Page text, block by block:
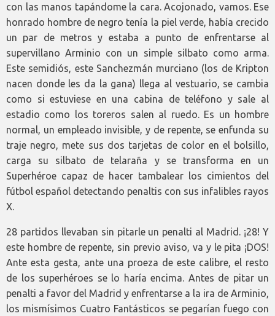
con las manos tapándome la cara. Acojonado, vamos. Ese
honrado hombre de negro tenía la piel verde, había crecido
un par de metros y estaba a punto de enfrentarse al
supervillano Arminio con un simple silbato como arma.
Este semidiós, este Sanchezmán murciano (los de Kripton
nacen donde les da la gana) llega al vestuario, se cambia
como si estuviese en una cabina de teléfono y sale al
estadio como los toreros salen al ruedo. Es un hombre
normal, un empleado invisible, y de repente, se enfunda su
traje negro, mete sus dos tarjetas de color en el bolsillo,
carga su silbato de telaraña y se transforma en un
Superhéroe capaz de hacer tambalear los cimientos del
fútbol español detectando penaltis con sus infalibles rayos
X.
28 partidos llevaban sin pitarle un penalti al Madrid. ¡28! Y
este hombre de repente, sin previo aviso, va y le pita ¡DOS!
Ante esta gesta, ante una proeza de este calibre, el resto
de los superhéroes se lo haría encima. Antes de pitar un
penalti a favor del Madrid y enfrentarse a la ira de Arminio,
los mismísimos Cuatro Fantásticos se pegarían fuego con